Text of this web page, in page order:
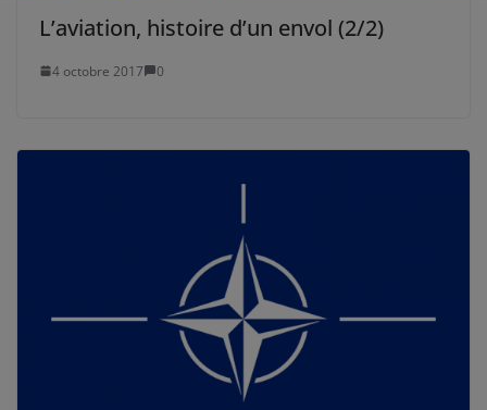
L’aviation, histoire d’un envol (2/2)
4 octobre 2017 0